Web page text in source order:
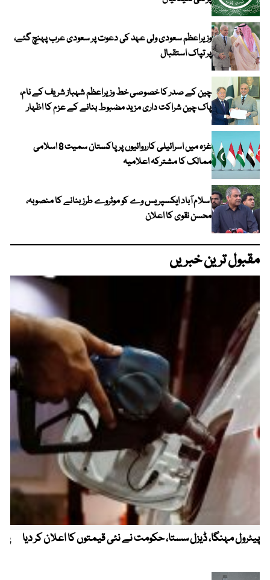
وزیراعظم سعودی ولی عہد کی دعوت پر سعودی عرب پہنچ گئے،
پر تپاک استقبال
چین کے صدر کا خصوصی خط وزیراعظم شہباز شریف کے نام،
پاک چین شراکت داری مزید مضبوط بنانے کے عزم کا اظہار
غزہ میں اسرائیلی کارروائیوں پر پاکستان سمیت 8 اسلامی
ممالک کا مشترکہ اعلامیہ
اسلام آباد ایکسپریس وے کو موٹروے طرز بنانے کا منصوبہ،
محسن نقوی کا اعلان
مقبول ترین خبریں
پیٹرول مہنگا، ڈیزل سستا، حکومت نے نئی قیمتوں کا اعلان کر دیا